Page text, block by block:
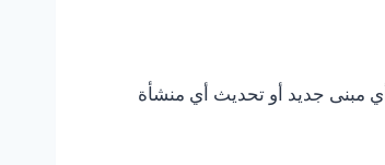
مبنى جديد أو تحديث أي منشأة